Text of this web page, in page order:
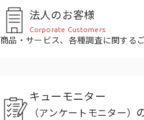
役員紹介
法人のお客様
Corporate Customers
商品・サービス、各種調査に関する
キューモニター
（アンケートモニター）